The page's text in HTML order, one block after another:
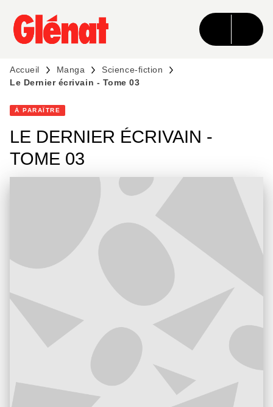
MENU RECHERCHE CONTENU
PIED DE PAGE
Accueil Manga
Science-fiction
Le Dernier écrivain - Tome 03
À PARAÎTRE
LE DERNIER ÉCRIVAIN -
TOME 03